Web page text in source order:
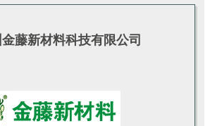
藤新材料科技有限公司